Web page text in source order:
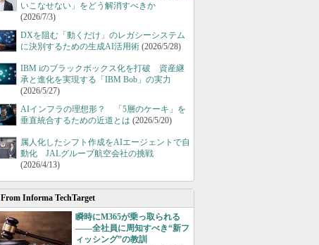
いこなせない」をどう解消すべきか
(2026/7/3)
DXを阻む「動くだけ」のレガシーシステム
に決別するための生成AI活用術 (2026/5/28)
IBM iのブラックボックス化を打破 資産継
承と進化を実現する「IBM Bob」の実力
(2026/5/27)
AIインフラの理想形？ 「5層のケーキ」を
垂直統合するための近道とは (2026/5/20)
属人化したシフト作成をAIエージェントで自
動化 JALグループ航空会社の挑戦
(2026/4/13)
From Informa TechTarget
瞬時にM365が乗っ取られる
――全社員に周知すべき“新フ
ィッシング”の教訓